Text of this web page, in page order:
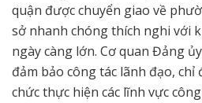
quận được chuyển giao về
sở nhanh chóng thích nghi với
ngày càng lớn. Cơ quan Đảng
đảm bảo công tác lãnh đạo, chỉ
chức thực hiện các lĩnh vực